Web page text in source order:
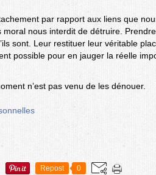
par rapport aux liens que
nous interdit de détruire.
sont. Leur restituer leur véritable
possible pour en jauger la réelle
n’est pas venu de les dénouer.
Repost 0